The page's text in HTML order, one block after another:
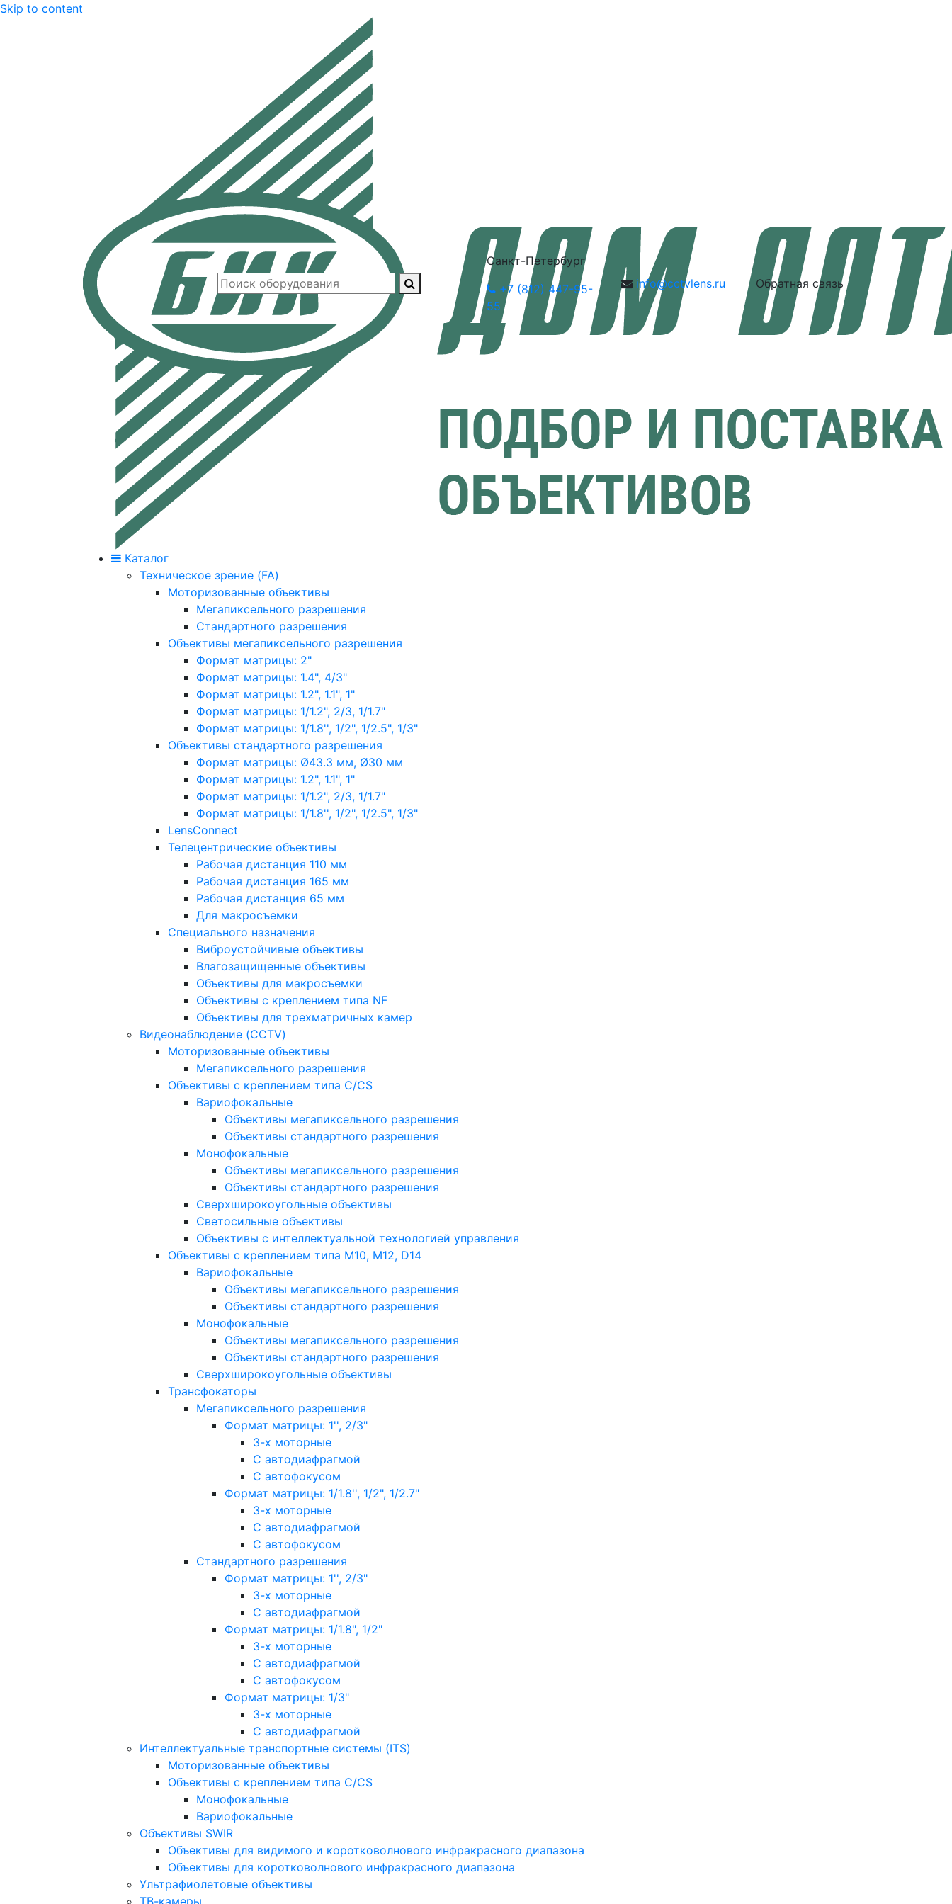
Skip to content
Санкт-Петербург
+7 (812) 447-95-
55
info@cctvlens.ru Обратная связь
Каталог
Техническое зрение (FA)
Моторизованные объективы
Мегапиксельного разрешения
Стандартного разрешения
Объективы мегапиксельного разрешения
Формат матрицы: 2"
Формат матрицы: 1.4", 4/3"
Формат матрицы: 1.2", 1.1", 1"
Формат матрицы: 1/1.2", 2/3, 1/1.7"
Формат матрицы: 1/1.8'', 1/2", 1/2.5", 1/3"
Объективы стандартного разрешения
Формат матрицы: Ø43.3 мм, Ø30 мм
Формат матрицы: 1.2", 1.1", 1"
Формат матрицы: 1/1.2", 2/3, 1/1.7"
Формат матрицы: 1/1.8'', 1/2", 1/2.5", 1/3"
LensConnect
Телецентрические объективы
Рабочая дистанция 110 мм
Рабочая дистанция 165 мм
Рабочая дистанция 65 мм
Для макросъемки
Специального назначения
Виброустойчивые объективы
Влагозащищенные объективы
Объективы для макросъемки
Объективы с креплением типа NF
Объективы для трехматричных камер
Видеонаблюдение (CCTV)
Моторизованные объективы
Мегапиксельного разрешения
Объективы с креплением типа C/CS
Вариофокальные
Объективы мегапиксельного разрешения
Объективы стандартного разрешения
Монофокальные
Объективы мегапиксельного разрешения
Объективы стандартного разрешения
Сверхширокоугольные объективы
Светосильные объективы
Объективы с интеллектуальной технологией управления
Объективы с креплением типа M10, M12, D14
Вариофокальные
Объективы мегапиксельного разрешения
Объективы стандартного разрешения
Монофокальные
Объективы мегапиксельного разрешения
Объективы стандартного разрешения
Сверхширокоугольные объективы
Трансфокаторы
Мегапиксельного разрешения
Формат матрицы: 1'', 2/3"
3-х моторные
С автодиафрагмой
С автофокусом
Формат матрицы: 1/1.8'', 1/2", 1/2.7"
3-х моторные
С автодиафрагмой
С автофокусом
Стандартного разрешения
Формат матрицы: 1'', 2/3"
3-х моторные
С автодиафрагмой
Формат матрицы: 1/1.8", 1/2"
3-х моторные
С автодиафрагмой
С автофокусом
Формат матрицы: 1/3"
3-х моторные
С автодиафрагмой
Интеллектуальные транспортные системы (ITS)
Моторизованные объективы
Объективы с креплением типа C/CS
Монофокальные
Вариофокальные
Объективы SWIR
Объективы для видимого и коротковолнового инфракрасного диапазона
Объективы для коротковолнового инфракрасного диапазона
Ультрафиолетовые объективы
ТВ-камеры